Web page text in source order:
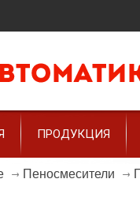
ПРОДУКЦИЯ
Пеносмесители